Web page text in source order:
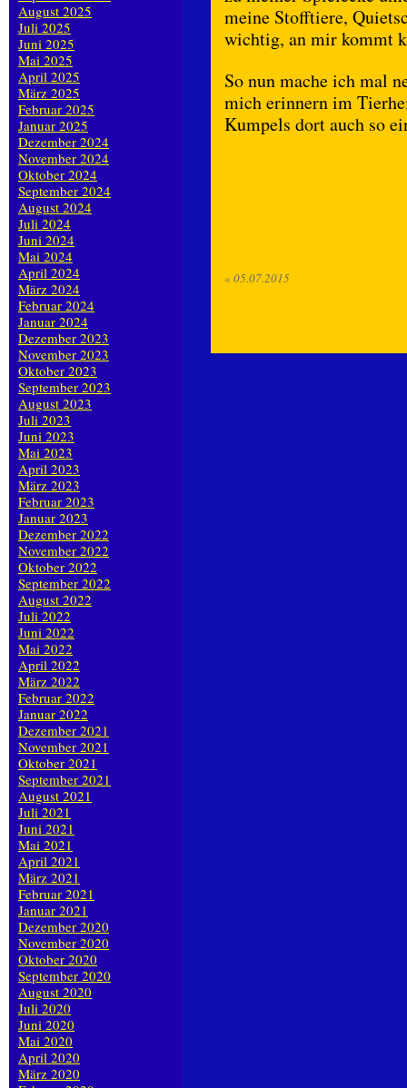
meine Stofftiere,
wichtig, an mir kommt
So nun mache ich mal
mich erinnern im
Kumpels dort auch so
« 05.07.2015
August 2025
Juli 2025
Juni 2025
Mai 2025
April 2025
März 2025
Februar 2025
Januar 2025
Dezember 2024
November 2024
Oktober 2024
September 2024
August 2024
Juli 2024
Juni 2024
Mai 2024
April 2024
März 2024
Februar 2024
Januar 2024
Dezember 2023
November 2023
Oktober 2023
September 2023
August 2023
Juli 2023
Juni 2023
Mai 2023
April 2023
März 2023
Februar 2023
Januar 2023
Dezember 2022
November 2022
Oktober 2022
September 2022
August 2022
Juli 2022
Juni 2022
Mai 2022
April 2022
März 2022
Februar 2022
Januar 2022
Dezember 2021
November 2021
Oktober 2021
September 2021
August 2021
Juli 2021
Juni 2021
Mai 2021
April 2021
März 2021
Februar 2021
Januar 2021
Dezember 2020
November 2020
Oktober 2020
September 2020
August 2020
Juli 2020
Juni 2020
Mai 2020
April 2020
März 2020